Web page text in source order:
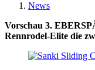
News
Vorschau 3.
Rennrodel-Elite die